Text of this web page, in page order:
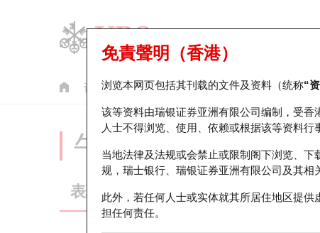
认股证 牛熊证 美股指数产品 轮证市场统计
免責聲明（香港）
浏览本网页包括其刊载的文件及资料（统称“
该等资料由瑞银证券亚洲有限公司编制，受
人士不得浏览、使用、依赖或根据该等资料
当地法律及法规或会禁止或限制阁下浏览、
规，瑞士银行、瑞银证券亚洲有限公司及其相
此外，若任何人士或实体就其所居住地区提
担任何责任。
牛熊证分析仪
表现 街货统计 比较